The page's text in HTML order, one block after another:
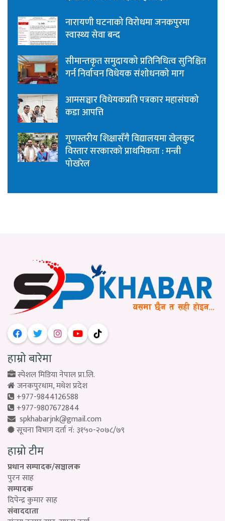
नारायणी घटनाको विरोधमा जनकपुरमा
स्वास्थ्य सेवा बन्द
सीमान्तकृत समुदायको प्रतिनिधित्व सुनिश्चित
गर्न निर्वाचन विधेयक संशोधनको माग
आमसञ्चार विधेयकप्रति पत्रकार महासंघको
कडा आपत्ति
गुणस्तरीय शिक्षासँगै विद्यालयमा खेलकुद
विस्तार सरकारको प्राथमिकता : मन्त्री
पोखरेल
हाम्रो बारेमा
स्पेशल मिडिया नेपाल प्रा.लि.
जनकपुरधाम, मधेश प्रदेश
+977-9844126588
+977-9807672844
spkhabarjnk@gmail.com
सूचना विभाग दर्ता नं: ३१५०-२०७८/७९
हाम्रो टीम
प्रधान सम्पादक/सञ्चालक
पुरन साह
सम्पादक
दिपेन्द्र कुमार साह
संवाददाता